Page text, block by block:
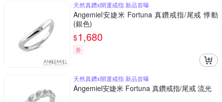
天然真鑽x開運戒指 新品首曝
Angemiel安婕米 Fortuna 真鑽戒指/尾戒 悸動
(銀色)
$1,680
券
天然真鑽x開運戒指 新品首曝
Angemiel安婕米 Fortuna 真鑽戒指/尾戒 流光